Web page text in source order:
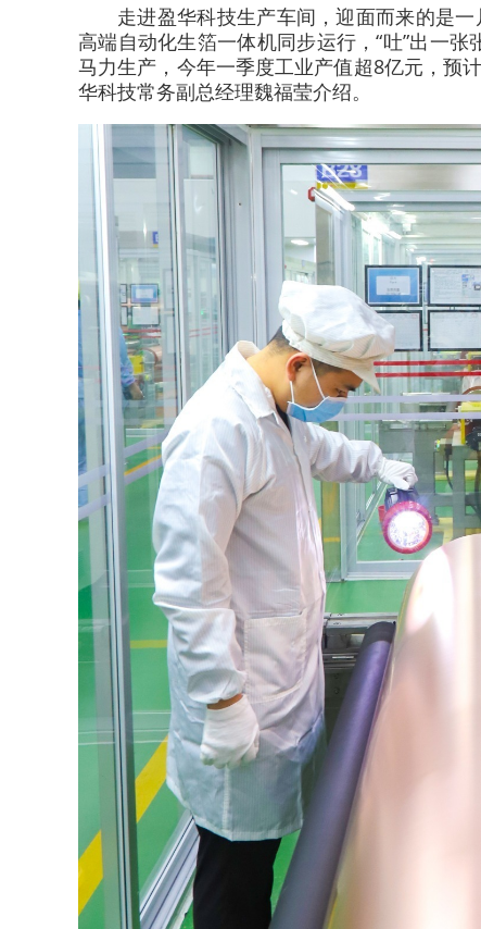
走进盈华科技生产车间，迎面而来的是
高端自动化生箔一体机同步运行，“吐”出一
马力生产，今年一季度工业产值超8亿元，预
华科技常务副总经理魏福莹介绍。